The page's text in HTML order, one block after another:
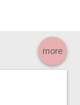
more